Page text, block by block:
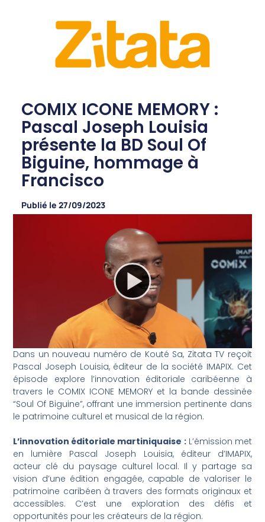
COMIX ICONE MEMORY :
Pascal Joseph Louisia
présente la BD Soul Of
Biguine, hommage à
Francisco
Publié le 27/09/2023
Dans un nouveau numéro de Kouté Sa, Zitata TV reçoit
Pascal Joseph Louisia, éditeur de la société IMAPIX. Cet
épisode explore l’innovation éditoriale caribéenne à
travers le COMIX ICONE MEMORY et la bande dessinée
“Soul Of Biguine”, offrant une immersion pertinente dans
le patrimoine culturel et musical de la région.
L’innovation éditoriale martiniquaise :L’émission met
en lumière Pascal Joseph Louisia, éditeur d’IMAPIX,
acteur clé du paysage culturel local. Il y partage sa
vision d’une édition engagée, capable de valoriser le
patrimoine caribéen à travers des formats originaux et
accessibles. C’est une exploration des défis et
opportunités pour les créateurs de la région.